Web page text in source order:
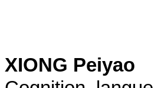
XIONG Peiyao